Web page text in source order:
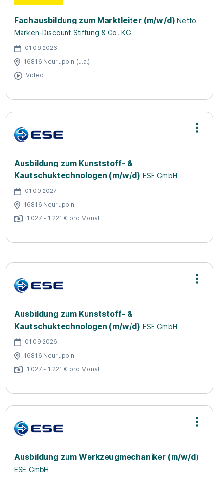
Fachausbildung zum Marktleiter (m/w/d) Netto
Marken-Discount Stiftung & Co. KG
01.08.2026
16816 Neuruppin (u.a.)
Video
Ausbildung zum Kunststoff- &
Kautschuktechnologen (m/w/d) ESE GmbH
01.09.2027
16816 Neuruppin
1.027 - 1.221 € pro Monat
Ausbildung zum Kunststoff- &
Kautschuktechnologen (m/w/d) ESE GmbH
01.09.2026
16816 Neuruppin
1.027 - 1.221 € pro Monat
Ausbildung zum Werkzeugmechaniker (m/w/d)
ESE GmbH